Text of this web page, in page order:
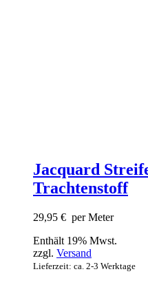
Jacquard
Trachtenstoff
29,95 € per Meter
Enthält 19% Mwst.
zzgl. Versand
Lieferzeit: ca. 2-3 Werktage